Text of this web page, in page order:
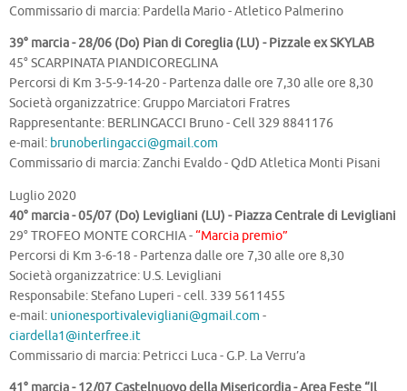
Commissario di marcia: Pardella Mario - Atletico Palmerino
39° marcia - 28/06 (Do) Pian di Coreglia (LU) - Pizzale ex SKYLAB
45° SCARPINATA PIANDICOREGLINA
Percorsi di Km 3-5-9-14-20 - Partenza dalle ore 7,30 alle ore 8,30
Società organizzatrice: Gruppo Marciatori Fratres
Rappresentante: BERLINGACCI Bruno - Cell 329 8841176
e-mail: brunoberlingacci@gmail.com
Commissario di marcia: Zanchi Evaldo - QdD Atletica Monti Pisani
Luglio 2020
40° marcia - 05/07 (Do) Levigliani (LU) - Piazza Centrale di Levigliani
29° TROFEO MONTE CORCHIA -“Marcia premio”
Percorsi di Km 3-6-18 - Partenza dalle ore 7,30 alle ore 8,30
Società organizzatrice: U.S. Levigliani
Responsabile: Stefano Luperi - cell. 339 5611455
e-mail: unionesportivalevigliani@gmail.com -
ciardella1@interfree.it
Commissario di marcia: Petricci Luca - G.P. La Verru’a